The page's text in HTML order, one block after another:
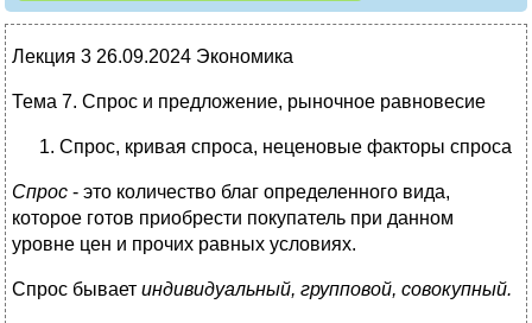
Лекция 3 26.09.2024 Экономика
Тема 7. Спрос и предложение, рыночное равновесие
Спрос, кривая спроса, неценовые факторы спроса
Спрос - это количество благ определенного вида,
которое готов приобрести покупатель при данном
уровне цен и прочих равных условиях.
Спрос бывает индивидуальный, групповой, совокупный.